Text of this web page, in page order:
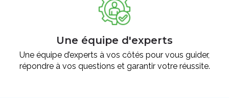
Une équipe d'experts
Une équipe d’experts à vos côtés pour vous guider,
répondre à vos questions et garantir votre réussite.